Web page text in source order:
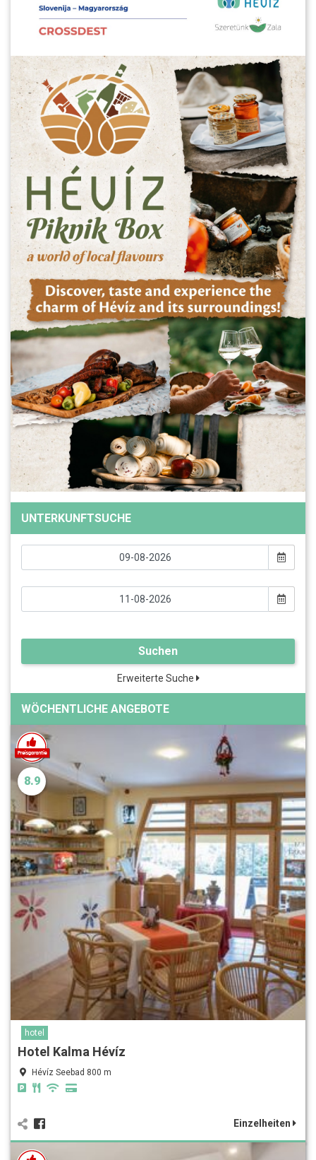
UNTERKUNFTSUCHE
Suchen
Erweiterte Suche
WÖCHENTLICHE ANGEBOTE
8.9
hotel
Hotel Kalma Hévíz
Hévíz Seebad 800 m
Einzelheiten